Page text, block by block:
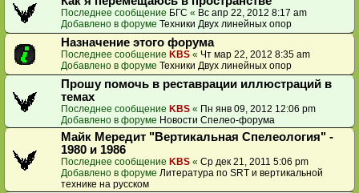
Последнее сообщение БГС « Вс апр 22, 2012 8:17 am
Добавлено в форуме Техники Двух линейных опор
Назначение этого форума
Последнее сообщение KBS « Чт мар 22, 2012 8:35 am
Добавлено в форуме Техники Двух линейных опор
Прошу помочь в реставрации иллюстраций в
темах
Последнее сообщение KBS « Пн янв 09, 2012 12:06 pm
Добавлено в форуме Новости Спелео-форума
Майк Мередит "Вертикальная Спелеология" -
1980 и 1986
Последнее сообщение KBS « Ср дек 21, 2011 5:06 pm
Добавлено в форуме Литература по SRT и вертикальной
технике на русском